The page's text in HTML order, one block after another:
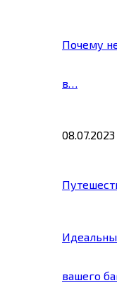
Почему
в…
08.07.2023
вашего